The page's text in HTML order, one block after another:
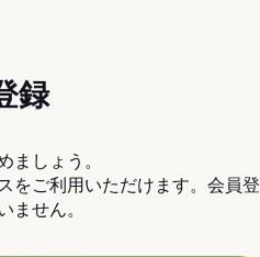
録
ましょう。
をご利用いただけます。会員登
せん。